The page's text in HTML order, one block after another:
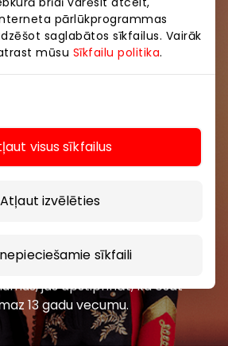
pārlūkprogrammas
saglabātos sīkfailus. Vairāk
mūsu Sīkfailu politika.
visus sīkfailus
Atļaut izvēlēties
sīkfaili
mūsu kopienai
labākajiem piedāvājumiem,
informāciju iepirkšanās un
Alfa” un “AKROPOLE
jūs apstiprināt, ka esat
13 gadu vecumu.